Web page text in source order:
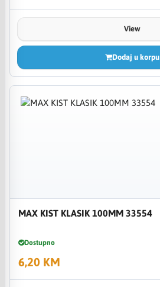
View
Dodaj u korpu
MAX KIST KLASIK 100MM 33554
Dostupno
6,20 KM